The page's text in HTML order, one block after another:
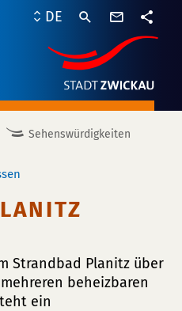
DE
Sehenswürdigkeiten
Strandbad Planitz über
beheizbaren
ein